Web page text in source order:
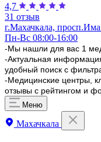
4,7
31 отзыв
г.Махачкала,
Пн-Вс 08:00-16:00
-Мы нашли для вас 1
-Актуальная
удобный поиск с
-Медицинские центры,
отзывы с рейтингом и
Меню
Махачкала